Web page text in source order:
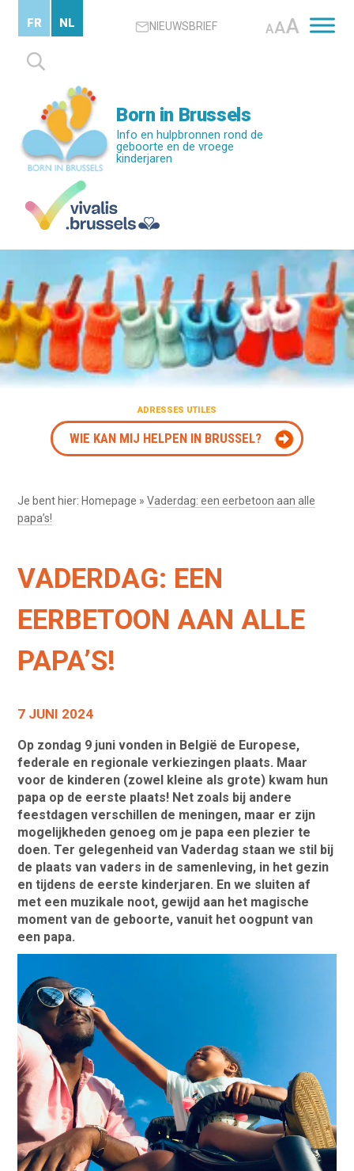
content
NIEUWSBRIEF AAA
Zoeken
naar:
FR NL
Born in Brussels
Info en hulpbronnen rond de
geboorte en de vroege
kinderjaren
ADRESSES UTILES
WIE KAN MIJ HELPEN IN BRUSSEL?
Je bent hier: Homepage »Vaderdag: een eerbetoon aan alle
papa’s!
VADERDAG: EEN
EERBETOON AAN ALLE
PAPA’S!
7 JUNI 2024
Op zondag 9 juni vonden in België de Europese,
federale en regionale verkiezingen plaats. Maar
voor de kinderen (zowel kleine als grote) kwam hun
papa op de eerste plaats! Net zoals bij andere
feestdagen verschillen de meningen, maar er zijn
mogelijkheden genoeg om je papa een plezier te
doen. Ter gelegenheid van Vaderdag staan we stil bij
de plaats van vaders in de samenleving, in het gezin
en tijdens de eerste kinderjaren. En we sluiten af
met een muzikale noot, gewijd aan het magische
moment van de geboorte, vanuit het oogpunt van
een papa.